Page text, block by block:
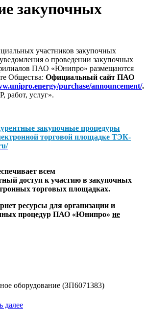
закупочных
участников закупочных
о проведении закупочных
ПАО «Юнипро» размещаются
Общества: Официальный сайт ПАО
purchase/announcement/.
работ, услуг».
закупочные процедуры
торговой площадке ТЭК-
всем
доступ к участию в закупочных
торговых площадках.
ресурсы для организации и
процедур ПАО «Юнипро» не
оборудование (ЗП6071383)
далее